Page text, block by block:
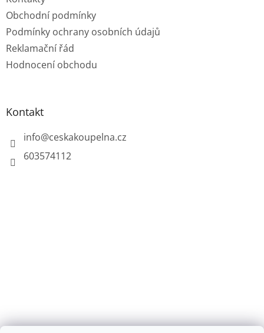
ý
Obchodní podmínky
Podmínky ochrany osobních údajů
Reklamační řád
Hodnocení obchodu
Kontakt
info@ceskakoupelna.cz
603574112